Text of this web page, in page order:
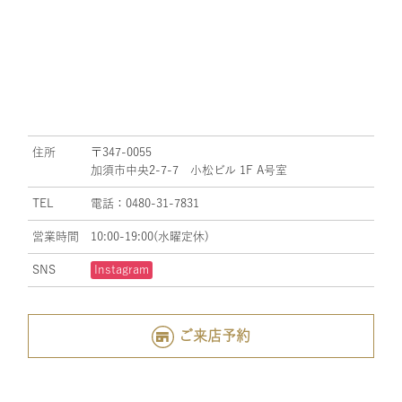
住所
〒347-0055
加須市中央2-7-7 小松ビル 1F A号室
TEL 電話：0480-31-7831
営業時間 10:00-19:00(水曜定休)
SNS Instagram
ご来店予約